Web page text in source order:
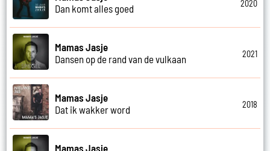
Dan komt alles goed
2020
Mamas Jasje
Dansen op de rand van de vulkaan
2021
Mamas Jasje
Dat ik wakker word
2018
Mamas Jasje